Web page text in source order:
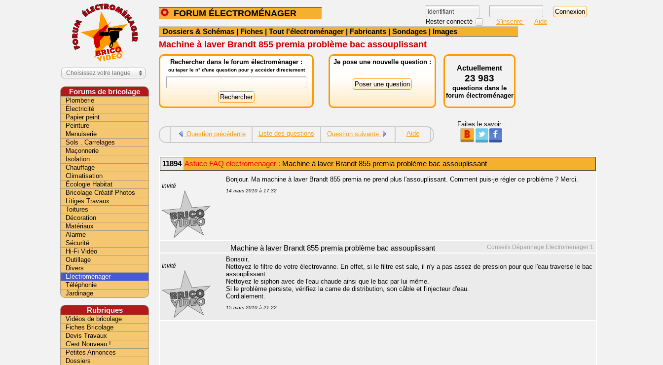
FORUM ÉLECTROMÉNAGER
Rester connecté S'inscrire Aide
Dossiers & Schémas | Fiches | Tout l'électroménager | Fabricants | Sondages | Images
Machine à laver Brandt 855 premia problème bac assouplissant
Rechercher dans le forum électroménager :
ou taper le n° d'une question pour y accéder directement
Je pose une nouvelle question :
Actuellement
23 983
questions dans le
forum électroménager
Question précédente Liste des questions Question suivante Aide
Faites le savoir :
11894 Astuce FAQ electromenager : Machine à laver Brandt 855 premia problème bac assouplissant
Invité
Bonjour. Ma machine à laver Brandt 855 premia ne prend plus l'assouplissant. Comment puis-je régler ce problème ? Merci.
14 mars 2010 à 17:32
Conseils Dépannage Electromenager 1
Machine à laver Brandt 855 premia problème bac assouplissant
Invité
Bonsoir,
Nettoyez le filtre de votre électrovanne. En effet, si le filtre est sale, il n'y a pas assez de pression pour que l'eau traverse le bac
assouplissant.
Nettoyez le siphon avec de l'eau chaude ainsi que le bac par lui même.
Si le problème persiste, vérifiez la came de distribution, son câble et l'injecteur d'eau.
Cordialement.
15 mars 2010 à 21:22
Choisissez votre langue
Forums de bricolage
Plomberie
Électricité
Papier peint
Peinture
Menuiserie
Sols . Carrelages
Maçonnerie
Isolation
Chauffage
Climatisation
Écologie Habitat
Bricolage Créatif Photos
Litiges Travaux
Toitures
Décoration
Matériaux
Alarme
Sécurité
Hi-Fi Vidéo
Outillage
Divers
Électroménager
Téléphonie
Jardinage
Rubriques
Vidéos de bricolage
Fiches Bricolage
Devis Travaux
C'est Nouveau !
Petites Annonces
Dossiers